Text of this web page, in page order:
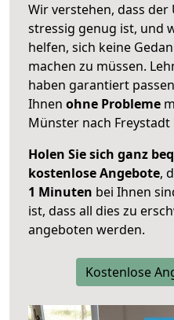
Wir verstehen, dass der
stressig genug ist, und
helfen, sich keine
machen zu müssen.
haben garantiert
Ihnen ohne Probleme
Münster nach
Holen Sie sich ganz
kostenlose Angebote,
1 Minuten bei Ihnen
ist, dass all dies zu
angeboten werden.
Kostenlose